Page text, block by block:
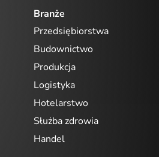
Branże
Przedsiębiorstwa
Budownictwo
Produkcja
Logistyka
Hotelarstwo
Służba zdrowia
Handel